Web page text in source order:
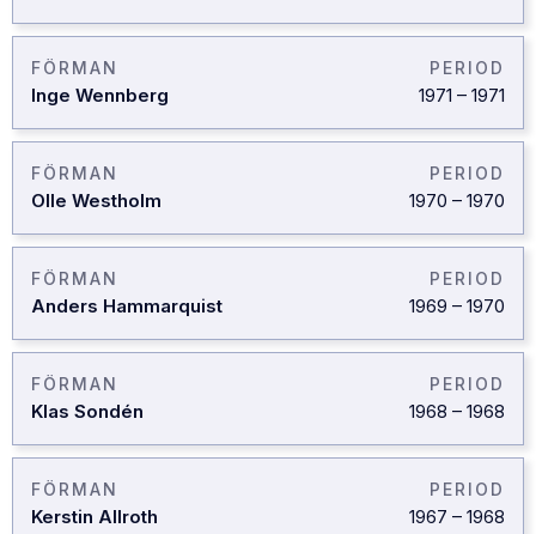
FÖRMAN
Inge Wennberg
PERIOD
1971 – 1971
FÖRMAN
Olle Westholm
PERIOD
1970 – 1970
FÖRMAN
Anders Hammarquist
PERIOD
1969 – 1970
FÖRMAN
Klas Sondén
PERIOD
1968 – 1968
FÖRMAN
Kerstin Allroth
PERIOD
1967 – 1968